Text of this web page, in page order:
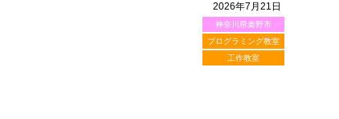
2026年7月21日
神奈川県秦野市
プログラミング教室
工作教室